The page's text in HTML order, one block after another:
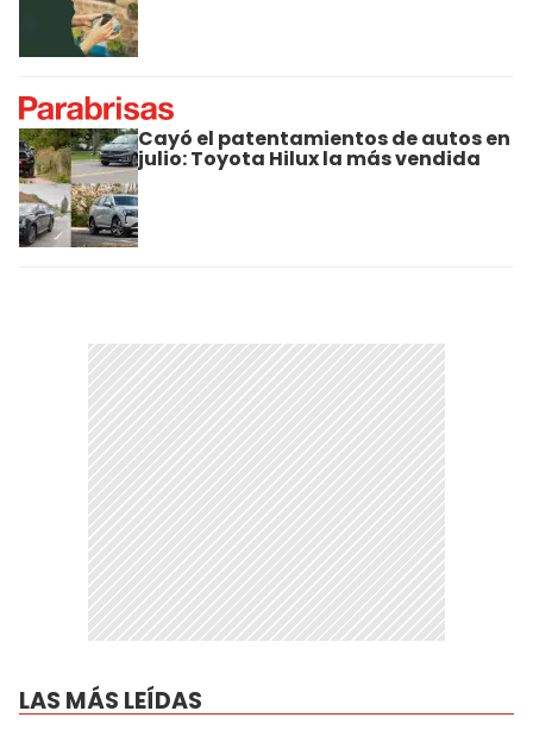
Cayó el patentamientos de autos en
julio: Toyota Hilux la más vendida
LAS MÁS LEÍDAS